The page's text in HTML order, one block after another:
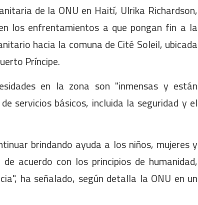
de la ONU en Haití, Ulrika Richardson,
los enfrentamientos a que pongan fin a la
hacia la comuna de Cité Soleil, ubicada
Príncipe.
en la zona son "inmensas y están
servicios básicos, incluida la seguridad y el
brindando ayuda a los niños, mujeres y
acuerdo con los principios de humanidad,
ha señalado, según detalla la ONU en un